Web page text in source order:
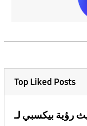
Top Liked Posts